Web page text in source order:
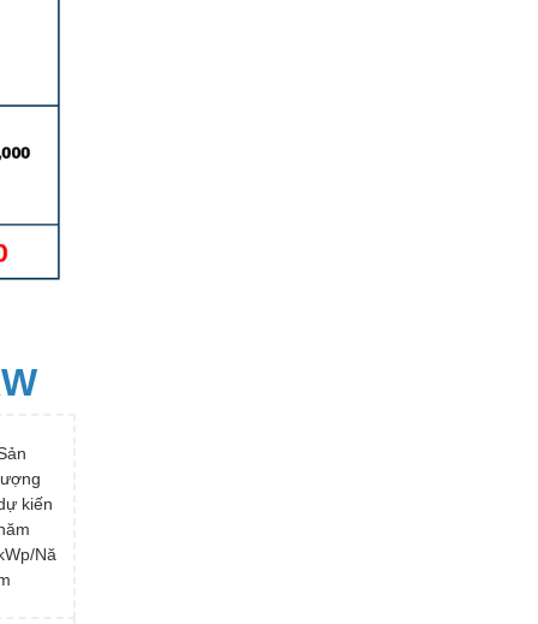
kiến
Nă